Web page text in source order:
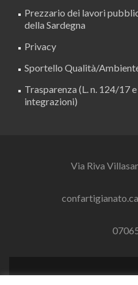
Prezzario dei lavori
della Sardegna
Privacy
Sportello Qualità/
Trasparenza (L. n. 124/17
integrazioni)
Via Riva